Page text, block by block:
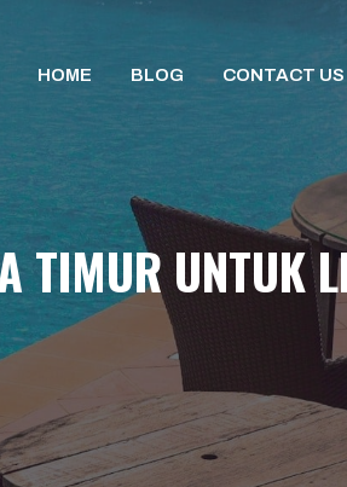
HOME BLOG CONTACT US
TIMUR UNTUK